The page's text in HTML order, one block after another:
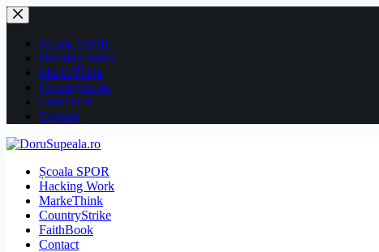
Sari
la
conținutȘcoala SPOR
Hacking Work
MarkeThink
CountryStrike
FaithBook
Contact
Școala SPOR
Hacking Work
MarkeThink
CountryStrike
FaithBook
Contact